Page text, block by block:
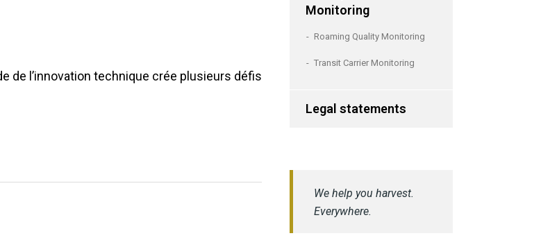
de l’innovation technique crée plusieurs défis
Monitoring
Roaming Quality Monitoring
Transit Carrier Monitoring
Legal statements
We help you harvest.
Everywhere.